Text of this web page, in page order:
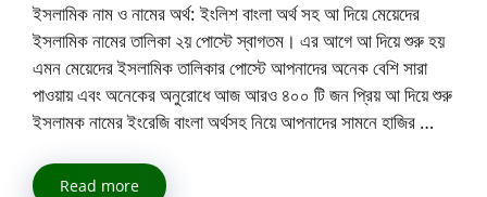
ইসলামিক নাম ও নামের অর্থ: ইংলিশ বাংলা অর্থ সহ আ দিয়ে মেয়েদের
ইসলামিক নামের তালিকা ২য় পোস্টে স্বাগতম। এর আগে আ দিয়ে শুরু হয়
এমন মেয়েদের ইসলামিক তালিকার পোস্টে আপনাদের অনেক বেশি সারা
পাওয়ায় এবং অনেকের অনুরোধে আজ আরও ৪০০ টি জন প্রিয় আ দিয়ে শুরু
ইসলামক নামের ইংরেজি বাংলা অর্থসহ নিয়ে আপনাদের সামনে হাজির …
Read more